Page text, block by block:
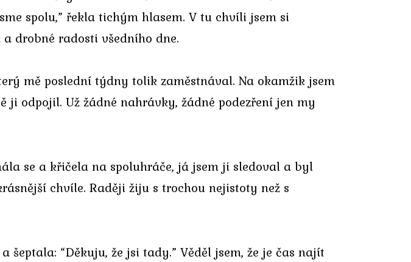
spolu,” řekla tichým hlasem. V tu chvíli jsem si
drobné radosti všedního dne.
mě poslední týdny tolik zaměstnával. Na okamžik jsem
odpojil. Už žádné nahrávky, žádné podezření jen my
se a křičela na spoluhráče, já jsem ji sledoval a byl
chvíle. Raději žiju s trochou nejistoty než s
“Děkuju, že jsi tady.” Věděl jsem, že je čas najít